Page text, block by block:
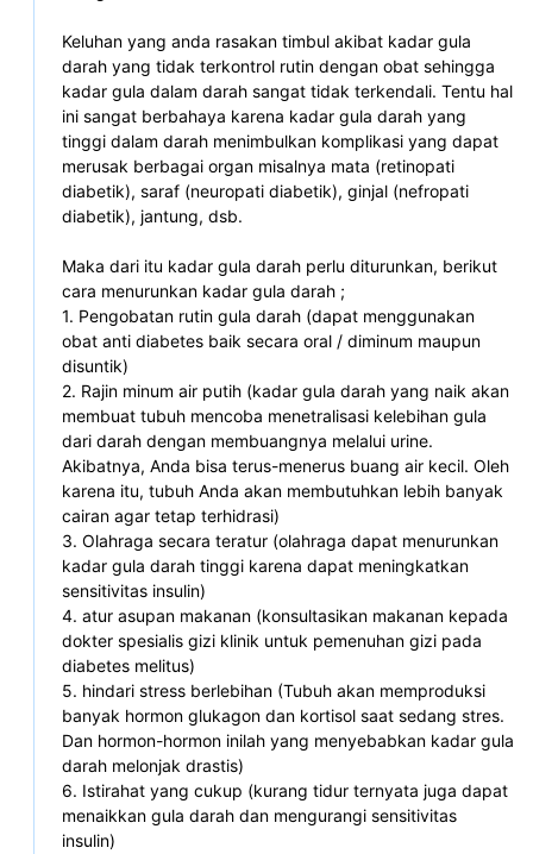
Keluhan yang anda rasakan timbul akibat kadar gula
darah yang tidak terkontrol rutin dengan obat sehingga
kadar gula dalam darah sangat tidak terkendali. Tentu hal
ini sangat berbahaya karena kadar gula darah yang
tinggi dalam darah menimbulkan komplikasi yang dapat
merusak berbagai organ misalnya mata (retinopati
diabetik), saraf (neuropati diabetik), ginjal (nefropati
diabetik), jantung, dsb.
Maka dari itu kadar gula darah perlu diturunkan, berikut
cara menurunkan kadar gula darah ;
1. Pengobatan rutin gula darah (dapat menggunakan
obat anti diabetes baik secara oral / diminum maupun
disuntik)
2. Rajin minum air putih (kadar gula darah yang naik akan
membuat tubuh mencoba menetralisasi kelebihan gula
dari darah dengan membuangnya melalui urine.
Akibatnya, Anda bisa terus-menerus buang air kecil. Oleh
karena itu, tubuh Anda akan membutuhkan lebih banyak
cairan agar tetap terhidrasi)
3. Olahraga secara teratur (olahraga dapat menurunkan
kadar gula darah tinggi karena dapat meningkatkan
sensitivitas insulin)
4. atur asupan makanan (konsultasikan makanan kepada
dokter spesialis gizi klinik untuk pemenuhan gizi pada
diabetes melitus)
5. hindari stress berlebihan (Tubuh akan memproduksi
banyak hormon glukagon dan kortisol saat sedang stres.
Dan hormon-hormon inilah yang menyebabkan kadar gula
darah melonjak drastis)
6. Istirahat yang cukup (kurang tidur ternyata juga dapat
menaikkan gula darah dan mengurangi sensitivitas
insulin)